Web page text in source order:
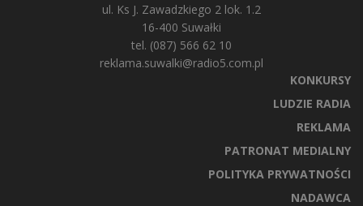
ul. Ks J. Zawadzkiego 2 lok. 1.2
16-400 Suwałki
tel. (087) 566 62 10
reklama.suwalki@radio5.com.pl
KONKURSY
LUDZIE RADIA
REKLAMA
PATRONAT MEDIALNY
POLITYKA PRYWATNOŚCI
NADAWCA